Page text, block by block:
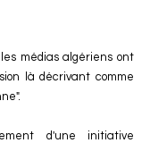
médias algériens ont
là décrivant comme
d'une initiative